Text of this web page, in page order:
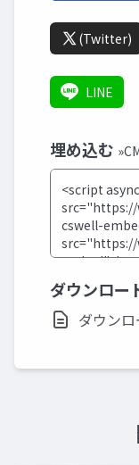
(Twitter)
LINE
埋め込む
ダウンロー
ダウン